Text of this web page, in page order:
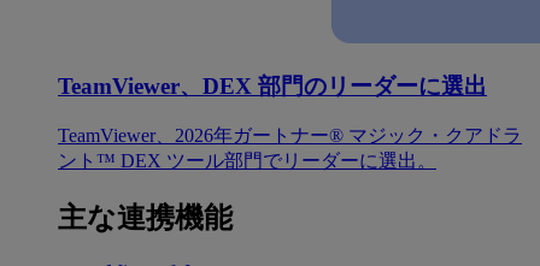
TeamViewer、DEX 部門のリーダーに選出
TeamViewer、2026年ガートナー® マジック・クアドラ
ント™ DEX ツール部門でリーダーに選出。
主な連携機能